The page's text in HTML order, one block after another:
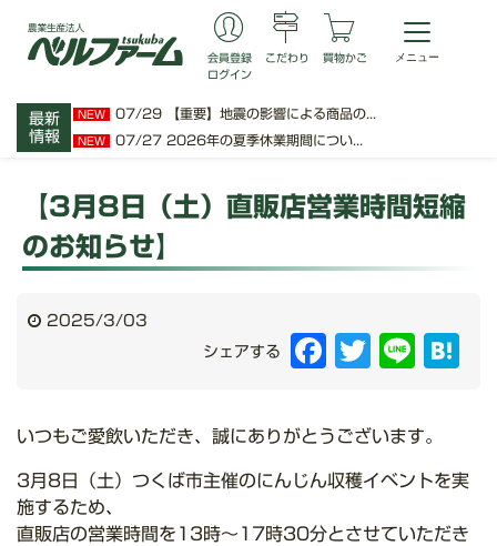
最新
情報
NEW 07/29 【重要】地震の影響による商品の...
NEW 07/27 2026年の夏季休業期間につい...
会員登録
ログイン
こだわり 買物かご
【3月8日（土）直販店営業時間短縮
のお知らせ】
2025/3/03
シェアする Facebook
Twitter Line
いつもご愛飲いただき、誠にありがとうございます。
3月8日（土）つくば市主催のにんじん収穫イベントを実
施するため、
直販店の営業時間を13時～17時30分とさせていただき